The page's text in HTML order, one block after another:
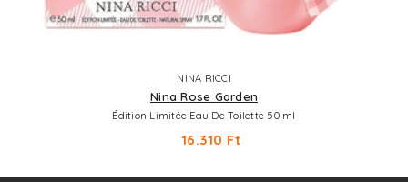
NINA RICCI
Nina Rose Garden
Édition Limitée Eau De Toilette 50 ml
16.310 Ft